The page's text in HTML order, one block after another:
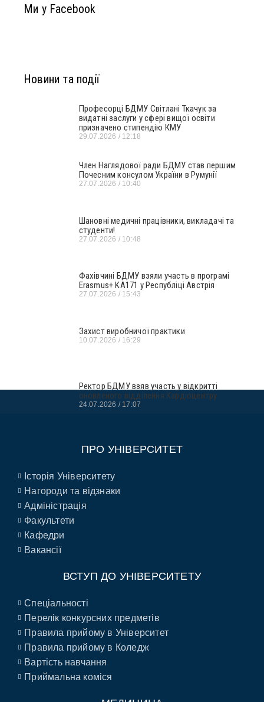
Ми у Facebook
Новини та події
Професорці БДМУ Світлані Ткачук за
видатні заслуги у сфері вищої освіти
призначено стипендію КМУ
29.07.2026 12:18
Член Наглядової ради БДМУ став першим
Почесним консулом України в Румунії
27.07.2026 10:40
Шановні медичні працівники, викладачі та
студенти!
27.07.2026 10:48
Фахівчині БДМУ взяли участь в програмі
Erasmus+ KA171 у Республіці Австрія
27.07.2026 15:43
Захист виробничої практики
10.07.2026 16:29
Ректор БДМУ взяв участь у відкритті
оновленого відділення Кардіоцентру
24.07.2026 17:07
ПРО УНІВЕРСИТЕТ
Історія Університету
Нагороди та відзнаки
Адміністрація
Факультети
Кафедри
Вакансії
ВСТУП ДО УНІВЕРСИТЕТУ
Спеціальності
Перелік конкурсних предметів
Правила прийому в Університет
Правила прийому в Коледж
Вартість навчання
Приймальна коміся